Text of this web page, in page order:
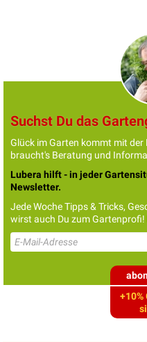
Suchst Du das
Glück im Garten kommt mit
braucht's Beratung und
Lubera hilft - in jeder
Newsletter.
Jede Woche Tipps & Tricks,
wirst auch Du zum Gartenprofi!
+10%